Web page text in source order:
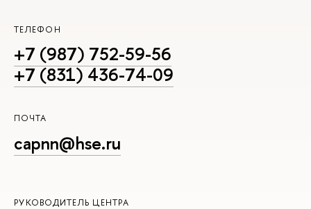
ТЕЛЕФОН
+7 (987) 752-59-56
+7 (831) 436-74-09
ПОЧТА
capnn@hse.ru
РУКОВОДИТЕЛЬ ЦЕНТРА